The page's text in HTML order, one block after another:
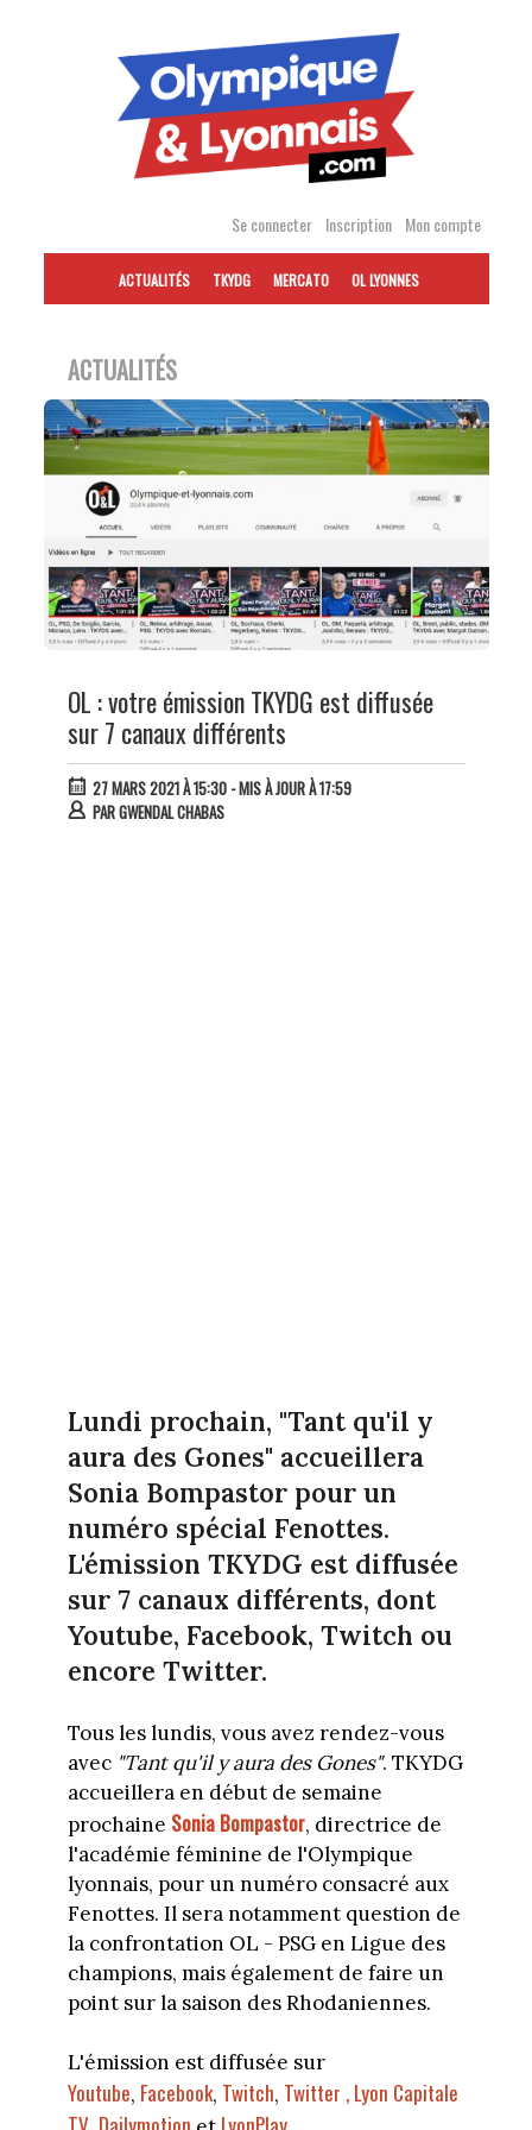
Se connecter Inscription Mon compte
ACTUALITÉS TKYDG MERCATO OL LYONNES
ACTUALITÉS
OL : votre émission TKYDG est diffusée
sur 7 canaux différents
27 MARS 2021 À 15:30- MIS À JOUR À 17:59
PARGWENDAL CHABAS
Lundi prochain, "Tant qu'il y
aura des Gones" accueillera
Sonia Bompastor pour un
numéro spécial Fenottes.
L'émission TKYDG est diffusée
sur 7 canaux différents, dont
Youtube, Facebook, Twitch ou
encore Twitter.
Tous les lundis, vous avez rendez-vous
avec "Tant qu'il y aura des Gones". TKYDG
accueillera en début de semaine
prochaine Sonia Bompastor, directrice de
l'académie féminine de l'Olympique
lyonnais, pour un numéro consacré aux
Fenottes. Il sera notamment question de
la confrontation OL - PSG en Ligue des
champions, mais également de faire un
point sur la saison des Rhodaniennes.
L'émission est diffusée sur
Youtube, Facebook, Twitch, Twitter , Lyon Capitale